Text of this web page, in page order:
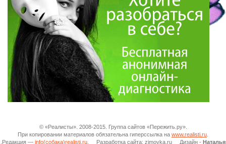
© «Реалисты». 2008-2015. Группа сайтов «Пережить.ру».
При копировании материалов обязательна гиперссылка на www.realisti.ru
.Редакция — info(собака)realisti.ru . Разработка сайта: zimovka.ru Дизайн - Наталья